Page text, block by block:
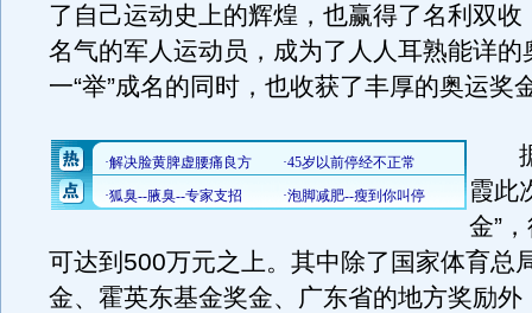
了自己运动史上的辉煌，也赢得了名利双收
名气的军人运动员，成为了人人耳熟能详的
一“举”成名的同时，也收获了丰厚的奥运奖
据
霞此
金”
可达到500万元之上。其中除了国家体育总
金、霍英东基金奖金、广东省的地方奖励外